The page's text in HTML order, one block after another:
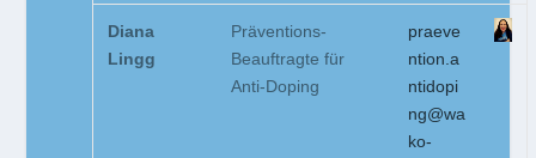
Diana
Lingg
Präventions-
Beauftragte für
Anti-Doping
praeve
ntion.a
ntidopi
ng@wa
ko-